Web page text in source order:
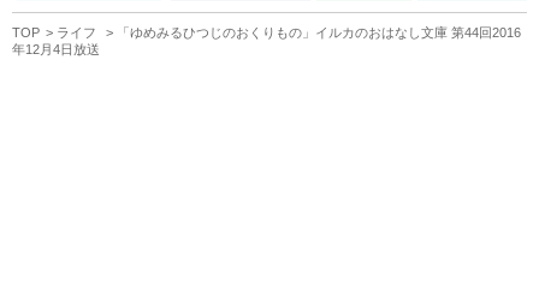
TOP ライフ
「ゆめみるひつじのおくりもの」イルカのおはなし文庫 第44回2016
年12月4日放送